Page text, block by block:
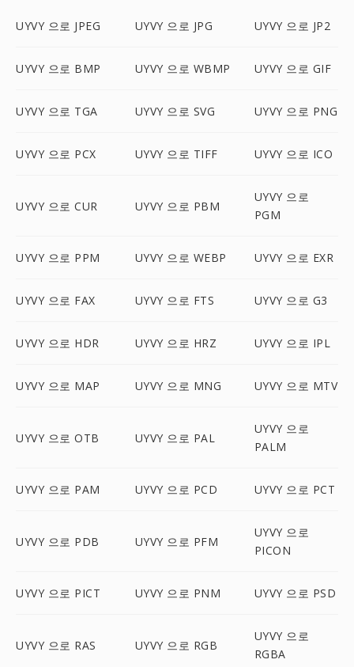
UYVY 으로 JPEG UYVY 으로 JPG UYVY 으로 JP2
UYVY 으로 BMP UYVY 으로 WBMP UYVY 으로 GIF
UYVY 으로 TGA UYVY 으로 SVG UYVY 으로 PNG
UYVY 으로 PCX UYVY 으로 TIFF UYVY 으로 ICO
UYVY 으로 CUR UYVY 으로 PBM
UYVY 으로
PGM
UYVY 으로 PPM UYVY 으로 WEBP UYVY 으로 EXR
UYVY 으로 FAX UYVY 으로 FTS UYVY 으로 G3
UYVY 으로 HDR UYVY 으로 HRZ UYVY 으로 IPL
UYVY 으로 MAP UYVY 으로 MNG UYVY 으로 MTV
UYVY 으로 OTB UYVY 으로 PAL
UYVY 으로
PALM
UYVY 으로 PAM UYVY 으로 PCD UYVY 으로 PCT
UYVY 으로 PDB UYVY 으로 PFM
UYVY 으로
PICON
UYVY 으로 PICT UYVY 으로 PNM UYVY 으로 PSD
UYVY 으로 RAS UYVY 으로 RGB
UYVY 으로
RGBA